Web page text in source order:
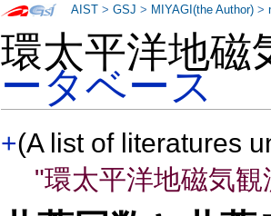
環太平洋地
ータベース
+(A list of literatures
"環太平洋地磁気
AIST >GSJ > MIYAGI(the Author) >